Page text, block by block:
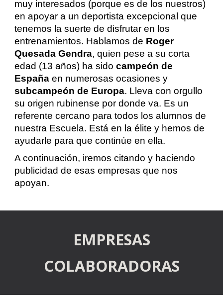
muy interesados (porque es de los nuestros)
en apoyar a un deportista excepcional que
tenemos la suerte de disfrutar en los
entrenamientos. Hablamos de Roger
Quesada Gendra, quien pese a su corta
edad (13 años) ha sidocampeón de
España en numerosas ocasiones y
subcampeón de Europa. Lleva con orgullo
su origen rubinense por donde va. Es un
referente cercano para todos los alumnos de
nuestra Escuela. Está en la élite y hemos de
ayudarle para que continúe en ella.
A continuación, iremos citando y haciendo
publicidad de esas empresas que nos
apoyan.
EMPRESAS
COLABORADORAS